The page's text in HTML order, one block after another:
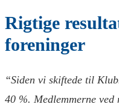
Rigtige
foreninger
“Siden vi skiftede til
40 %. Medlemmerne